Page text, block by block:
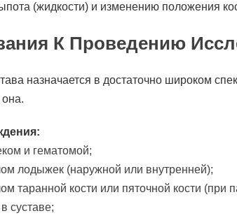
(жидкости) и изменению положения
К Проведению
назначается в достаточно широком
она.
и гематомой;
лодыжек (наружной или внутренней);
таранной кости или пяточной кости (при
суставе;